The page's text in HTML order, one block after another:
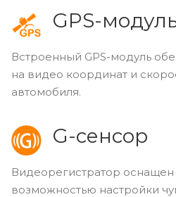
GPS-
Встроенный GPS-модуль
на видео координат и
автомобиля.
G-сенсор
Видеорегистратор
возможностью настройки